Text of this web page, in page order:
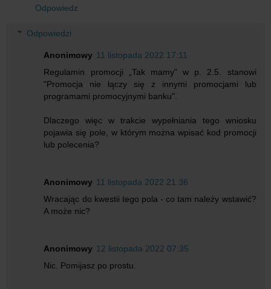
Odpowiedz
Odpowiedzi
Anonimowy 11 listopada 2022 17:11
Regulamin promocji „Tak mamy" w p. 2.5. stanowi
"Promocja nie łączy się z innymi promocjami lub
programami promocyjnymi banku".
Dlaczego więc w trakcie wypełniania tego wniosku
pojawia się pole, w którym można wpisać kod promocji
lub polecenia?
Anonimowy 11 listopada 2022 21:36
Wracając do kwestii tego pola - co tam należy wstawić?
A może nic?
Anonimowy 12 listopada 2022 07:35
Nic. Pomijasz po prostu.